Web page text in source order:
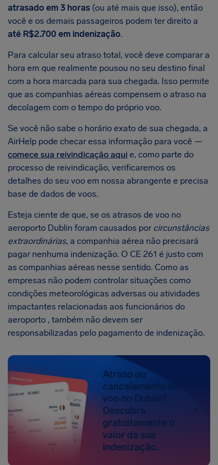
atrasado em 3 horas (ou até mais que isso), então
você e os demais passageiros podem ter direito a
até R$2.700 em indenização.
Para calcular seu atraso total, você deve comparar a
hora em que realmente pousou no seu destino final
com a hora marcada para sua chegada. Isso permite
que as companhias aéreas compensem o atraso na
decolagem com o tempo do próprio voo.
Se você não sabe o horário exato de sua chegada, a
AirHelp pode checar essa informação para você —
comece sua reivindicação aqui e, como parte do
processo de reivindicação, verificaremos os
detalhes do seu voo em nossa abrangente e precisa
base de dados de voos.
Esteja ciente de que, se os atrasos de voo no
aeroporto Dublin foram causados por circunstâncias
extraordinárias, a companhia aérea não precisará
pagar nenhuma indenização. O CE 261 é justo com
as companhias aéreas nesse sentido. Como as
empresas não podem controlar situações como
condições meteorológicas adversas ou atividades
impactantes relacionadas aos funcionários do
aeroporto , também não devem ser
responsabilizadas pelo pagamento de indenização.
Atraso ou
cancelamento de
voo no Dublin?
Descubra
gratuitamente o
valor da sua
indenização.